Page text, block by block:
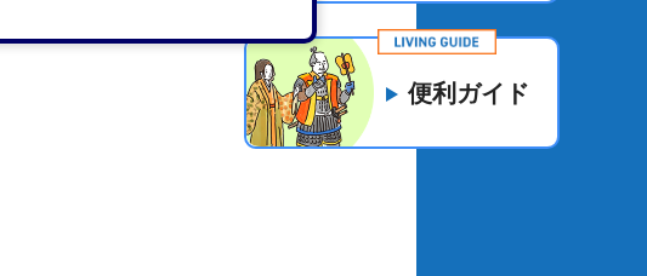
便利ガイド